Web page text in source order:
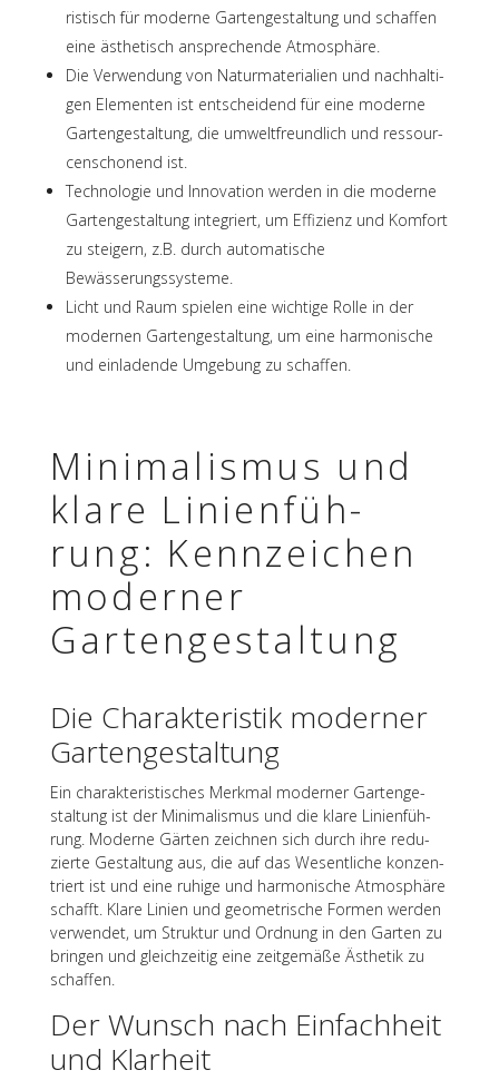
ris­tisch für moderne Garten­ge­stal­tung und schaf­fen
eine ästhe­tisch anspre­chende Atmosphäre.
Die Verwen­dung von Natur­ma­te­ria­lien und nach­hal­ti­
gen Elemen­ten ist entschei­dend für eine moderne
Garten­ge­stal­tung, die umwelt­freund­lich und ressour­
cen­scho­nend ist.
Tech­no­lo­gie und Inno­va­tion werden in die moderne
Garten­ge­stal­tung inte­griert, um Effi­zi­enz und Komfort
zu stei­gern, z.B. durch auto­ma­ti­sche
Bewässerungssysteme.
Licht und Raum spie­len eine wich­tige Rolle in der
moder­nen Garten­ge­stal­tung, um eine harmo­ni­sche
und einla­dende Umge­bung zu schaffen.
Mini­ma­lis­mus und
klare Lini­en­füh­
rung: Kenn­zei­chen
moder­ner
Gartengestaltung
Die Charak­te­ris­tik moder­ner
Gartengestaltung
Ein charak­te­ris­ti­sches Merk­mal moder­ner Garten­ge­
stal­tung ist der Mini­ma­lis­mus und die klare Lini­en­füh­
rung. Moderne Gärten zeich­nen sich durch ihre redu­
zierte Gestal­tung aus, die auf das Wesent­li­che konzen­
triert ist und eine ruhige und harmo­ni­sche Atmo­sphäre
schafft. Klare Linien und geome­tri­sche Formen werden
verwen­det, um Struk­tur und Ordnung in den Garten zu
brin­gen und gleich­zei­tig eine zeit­ge­mäße Ästhe­tik zu
schaffen.
Der Wunsch nach Einfach­heit
und Klarheit